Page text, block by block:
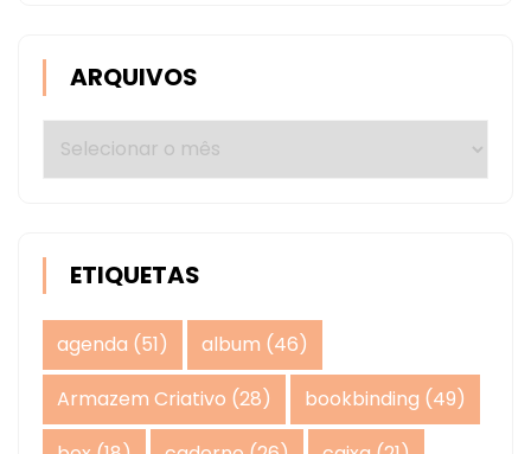
ARQUIVOS
Arquivos
ETIQUETAS
agenda (51) album (46)
Armazem Criativo (28) bookbinding (49)